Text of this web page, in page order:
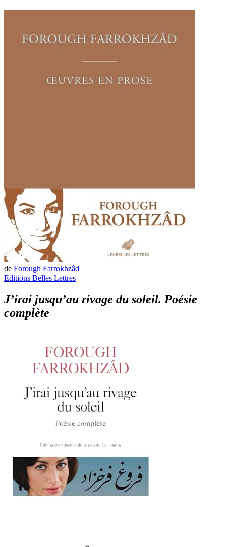
de Forough Farrokhzâd
Editions Belles Lettres
J’irai jusqu’au rivage du soleil. Poésie
complète